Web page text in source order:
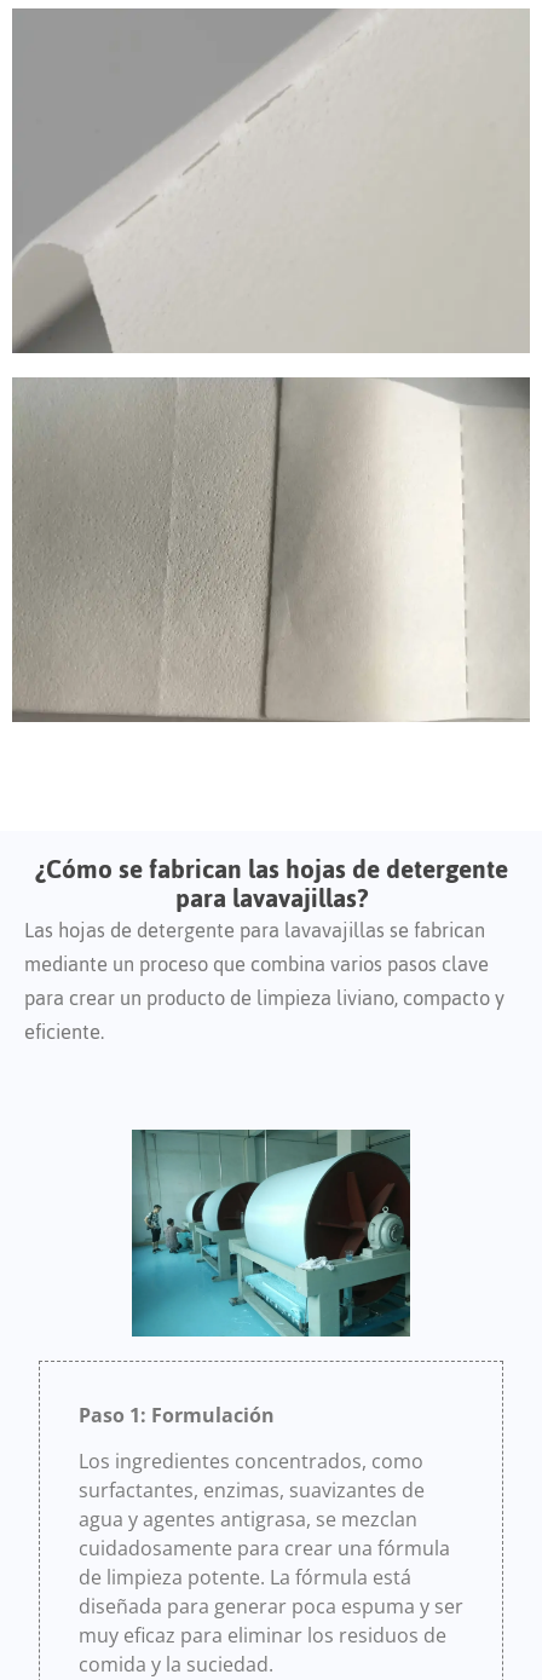
¿Cómo se fabrican las hojas de detergente
para lavavajillas?
Las hojas de detergente para lavavajillas se fabrican
mediante un proceso que combina varios pasos clave
para crear un producto de limpieza liviano, compacto y
eficiente.
Paso 1: Formulación
Los ingredientes concentrados, como
surfactantes, enzimas, suavizantes de
agua y agentes antigrasa, se mezclan
cuidadosamente para crear una fórmula
de limpieza potente. La fórmula está
diseñada para generar poca espuma y ser
muy eficaz para eliminar los residuos de
comida y la suciedad.